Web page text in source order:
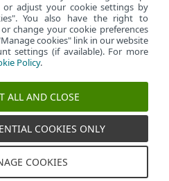
εργασίας
Διαχείριση cookies
Πολιτική cookie
or adjust your cookie settings by
You also have the right to
change your cookie preferences
cookies" link in our website
settings (if available). For more
Policy.
ALL AND CLOSE
COOKIES ONLY
COOKIES